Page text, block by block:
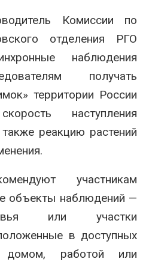
Комиссии по
отделения РГО
наблюдения
получать
территории России
наступления
реакцию растений
участникам
объекты наблюдений —
или участки
в доступных
работой или